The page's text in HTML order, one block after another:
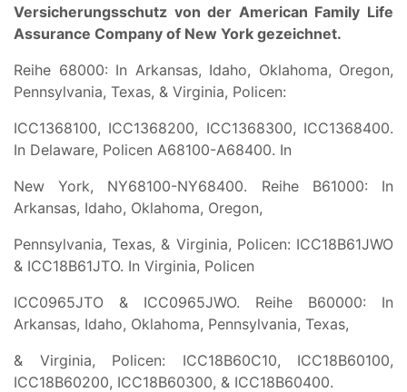
Versicherungsschutz von der American Family Life
Assurance Company of New York gezeichnet.
Reihe 68000: In Arkansas, Idaho, Oklahoma, Oregon,
Pennsylvania, Texas, & Virginia, Policen:
ICC1368100, ICC1368200, ICC1368300, ICC1368400.
In Delaware, Policen A68100-A68400. In
New York, NY68100-NY68400. Reihe B61000: In
Arkansas, Idaho, Oklahoma, Oregon,
Pennsylvania, Texas, & Virginia, Policen: ICC18B61JWO
& ICC18B61JTO. In Virginia, Policen
ICC0965JTO & ICC0965JWO. Reihe B60000: In
Arkansas, Idaho, Oklahoma, Pennsylvania, Texas,
& Virginia, Policen: ICC18B60C10, ICC18B60100,
ICC18B60200, ICC18B60300, & ICC18B60400.